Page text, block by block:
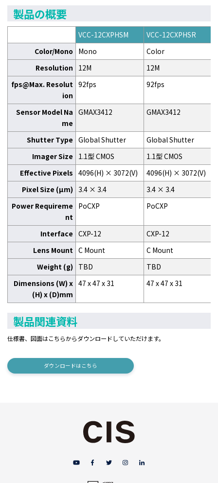
製品の概要
VCC-12CXPHSM
VCC-12CXPHSR
Color/Mono
Mono
Color
Resolution
12M
12M
fps@Max. Resolut
ion
92fps 92fps
Sensor Model Na
me
GMAX3412 GMAX3412
Shutter Type Global Shutter
Global Shutter
Imager Size
1.1型 CMOS
1.1型 CMOS
Effective Pixels 4096(H) × 3072(V)
4096(H) × 3072(V)
Pixel Size (μm) 3.4 × 3.4
3.4 × 3.4
Power Requireme
nt
PoCXP PoCXP
Interface CXP-12
CXP-12
Lens Mount C Mount
C Mount
Weight (g)
TBD
TBD
Dimensions (W) x
(H) x (D)mm
47 x 47 x 31 47 x 47 x 31
製品関連資料
仕様書、図面はこちらからダウンロードしていただけます。
ダウンロードはこちら